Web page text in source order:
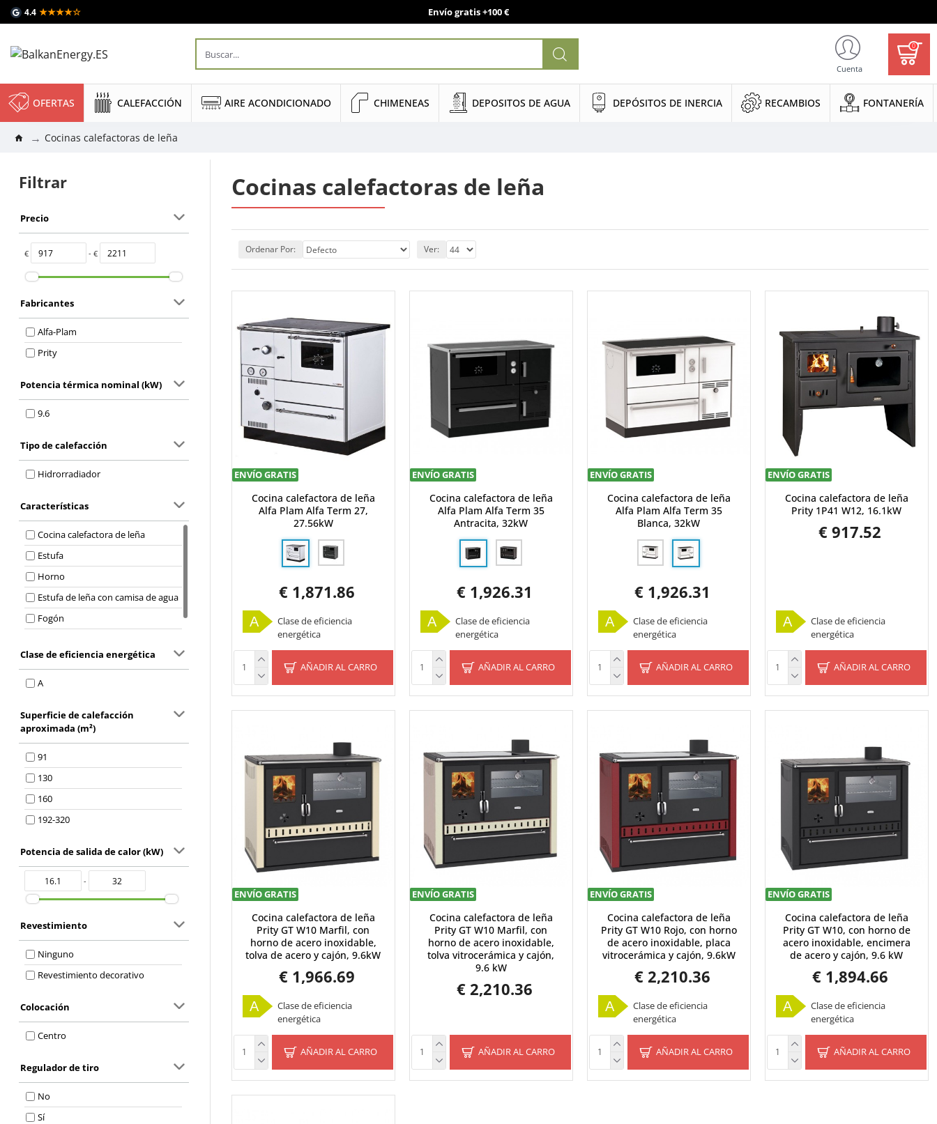
4.4 ★★★★☆ Envío gratis +100 €
Cuenta
0
OFERTAS CALEFACCIÓN AIRE ACONDICIONADO CHIMENEAS DEPOSITOS DE AGUA DEPÓSITOS DE INERCIA RECAMBIOS FONTANERÍA
Cocinas calefactoras de leña
Filtrar
Precio
€ - €
Fabricantes
Alfa-Plam
Prity
Potencia térmica nominal (kW)
9.6
Tipo de calefacción
Hidrorradiador
Características
Cocina calefactora de leña
Estufa
Horno
Estufa de leña con camisa de agua
Fogón
Clase de eficiencia energética
A
Superficie de calefacción
aproximada (m²)
91
130
160
192-320
Potencia de salida de calor (kW)
-
Revestimiento
Ninguno
Revestimiento decorativo
Colocación
Centro
Regulador de tiro
No
Sí
Cocinas calefactoras de leña
Ordenar Por: Ver:
ENVÍO GRATIS
Cocina calefactora de leña
Alfa Plam Alfa Term 27,
27.56kW
€ 1,871.86
A
Clase de eficiencia
energética
AÑADIR AL CARRO
ENVÍO GRATIS
Cocina calefactora de leña
Alfa Plam Alfa Term 35
Antracita, 32kW
€ 1,926.31
A
Clase de eficiencia
energética
AÑADIR AL CARRO
ENVÍO GRATIS
Cocina calefactora de leña
Alfa Plam Alfa Term 35
Blanca, 32kW
€ 1,926.31
A
Clase de eficiencia
energética
AÑADIR AL CARRO
ENVÍO GRATIS
Cocina calefactora de leña
Prity 1P41 W12, 16.1kW
€ 917.52
A
Clase de eficiencia
energética
AÑADIR AL CARRO
ENVÍO GRATIS
Cocina calefactora de leña
Prity GT W10 Marfil, con
horno de acero inoxidable,
tolva de acero y cajón, 9.6kW
€ 1,966.69
A
Clase de eficiencia
energética
AÑADIR AL CARRO
ENVÍO GRATIS
Cocina calefactora de leña
Prity GT W10 Marfil, con
horno de acero inoxidable,
tolva vitrocerámica y cajón,
9.6 kW
€ 2,210.36
AÑADIR AL CARRO
ENVÍO GRATIS
Cocina calefactora de leña
Prity GT W10 Rojo, con horno
de acero inoxidable, placa
vitrocerámica y cajón, 9.6kW
€ 2,210.36
A
Clase de eficiencia
energética
AÑADIR AL CARRO
ENVÍO GRATIS
Cocina calefactora de leña
Prity GT W10, con horno de
acero inoxidable, encimera
de acero y cajón, 9.6 kW
€ 1,894.66
A
Clase de eficiencia
energética
AÑADIR AL CARRO